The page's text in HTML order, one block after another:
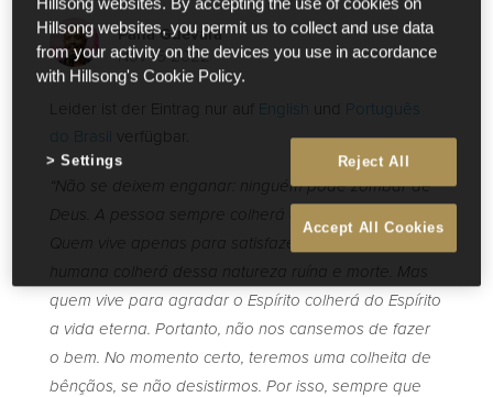
Pana Guevara
Nov 15 2022
Leider ist der Eintrag nur auf English und Português
do Brasil verfügbar.
“Não se deixem enganar: ninguém pode zombar de
Deus. A pessoa sempre colherá aquilo que semear.
Quem vive apenas para satisfazer sua natureza
humana colherá dessa natureza ruína e morte. Mas
quem vive para agradar o Espírito colherá do Espírito
a vida eterna. Portanto, não nos cansemos de fazer
o bem. No momento certo, teremos uma colheita de
bênçãos, se não desistirmos. Por isso, sempre que
Hillsong websites. By accepting the use of cookies on
Hillsong websites, you permit us to collect and use data
from your activity on the devices you use in accordance
with Hillsong's Cookie Policy.
Reject All
Accept All Cookies
Settings